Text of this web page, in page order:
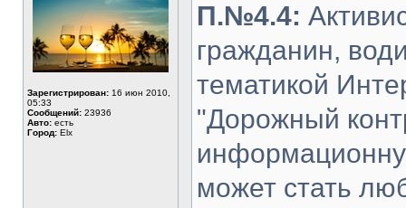
Зарегистрирован: 16 июн 2010,
05:33
Сообщений: 23936
Авто: есть
Город: Elx
П.№4.4:
гражданин,
тематикой
"Дорожный
может стать